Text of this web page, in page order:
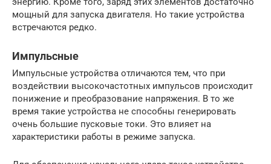
мощный для запуска двигателя. Но такие устройства
встречаются редко.
Импульсные
Импульсные устройства отличаются тем, что при
воздействии высокочастотных импульсов происходит
понижение и преобразование напряжения. В то же
время такие устройства не способны генерировать
очень большие пусковые токи. Это влияет на
характеристики работы в режиме запуска.